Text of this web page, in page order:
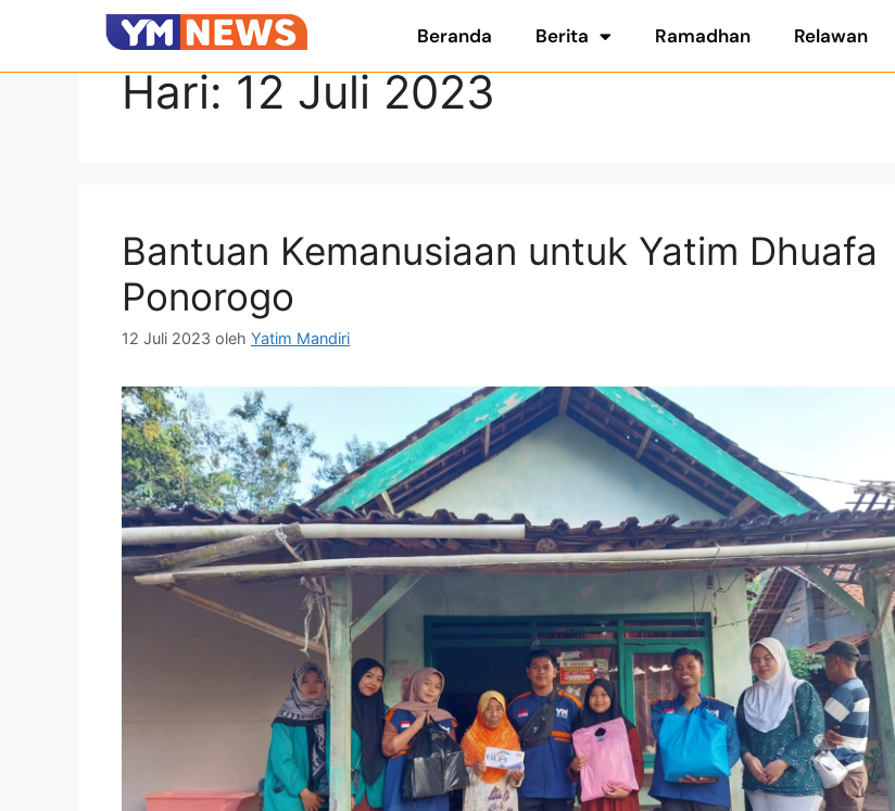
Beranda Berita Ramadhan Relawan
Hari:12 Juli 2023
Bantuan Kemanusiaan untuk Yatim Dhuafa
Ponorogo
12 Juli 2023 oleh Yatim Mandiri